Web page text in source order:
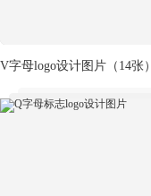
V字母logo设计图片 （14张）